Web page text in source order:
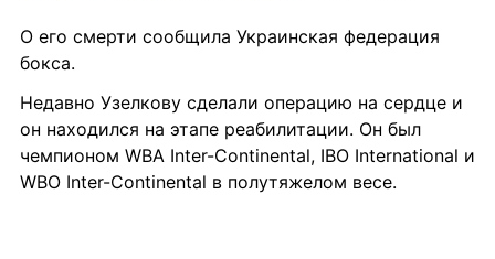
О его смерти сообщила Украинская федерация
бокса.
Недавно Узелкову сделали операцию на сердце и
он находился на этапе реабилитации. Он был
чемпионом WBA Inter-Continental, IBO International и
WBO Inter-Continental в полутяжелом весе.